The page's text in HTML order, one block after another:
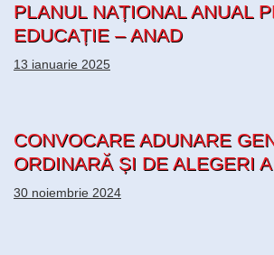
PLANUL NAȚIONAL ANUAL
EDUCAȚIE – ANAD
13 ianuarie 2025
CONVOCARE ADUNARE
ORDINARĂ ȘI DE ALEGERI
30 noiembrie 2024